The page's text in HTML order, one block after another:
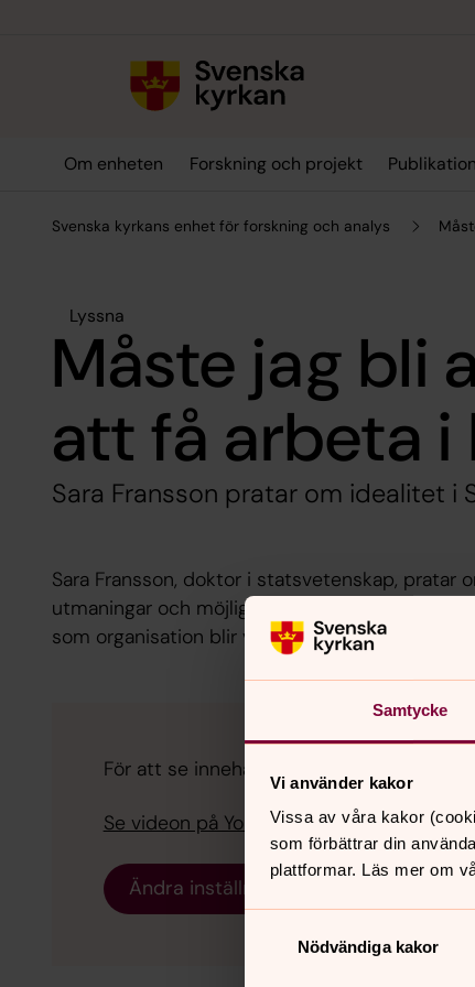
Samtycke
Vi använder kakor
Vissa av våra kakor
som förbättrar din
plattformar. Läs mer om
Nödvändiga kakor
Om enheten Forskning och projekt
Svenska kyrkans enhet för forskning och analys
Lyssna
Måste jag bli
att få arbeta i
Sara Fransson pratar om idealitet i
Sara Fransson, doktor i statsvetenskap, pratar
utmaningar och möjligheter nu och inför
som organisation blir viktigare att upprätthålla
För att se innehållet behöver du
Se videon på YouTube i stället.
Ändra inställningar